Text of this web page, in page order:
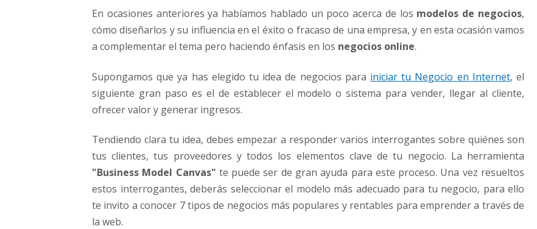
e
n
I
e
r
n
t
En ocasiones anteriores ya habíamos hablado un poco acerca de los modelos de negocios,
cómo diseñarlos y su influencia en el éxito o fracaso de una empresa, y en esta ocasión vamos
a complementar el tema pero haciendo énfasis en los negocios online.
Supongamos que ya has elegido tu idea de negocios para iniciar tu Negocio en Internet, el
siguiente gran paso es el de establecer el modelo o sistema para vender, llegar al cliente,
ofrecer valor y generar ingresos.
Tendiendo clara tu idea, debes empezar a responder varios interrogantes sobre quiénes son
tus clientes, tus proveedores y todos los elementos clave de tu negocio. La herramienta
"Business Model Canvas" te puede ser de gran ayuda para este proceso. Una vez resueltos
estos interrogantes, deberás seleccionar el modelo más adecuado para tu negocio, para ello
te invito a conocer 7 tipos de negocios más populares y rentables para emprender a través de
la web.